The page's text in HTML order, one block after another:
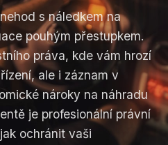
s náledkem na
pouhým přestupkem.
práva, kde vám hrozí
ale i záznam v
nároky na náhradu
je profesionální právní
ochránit vaši